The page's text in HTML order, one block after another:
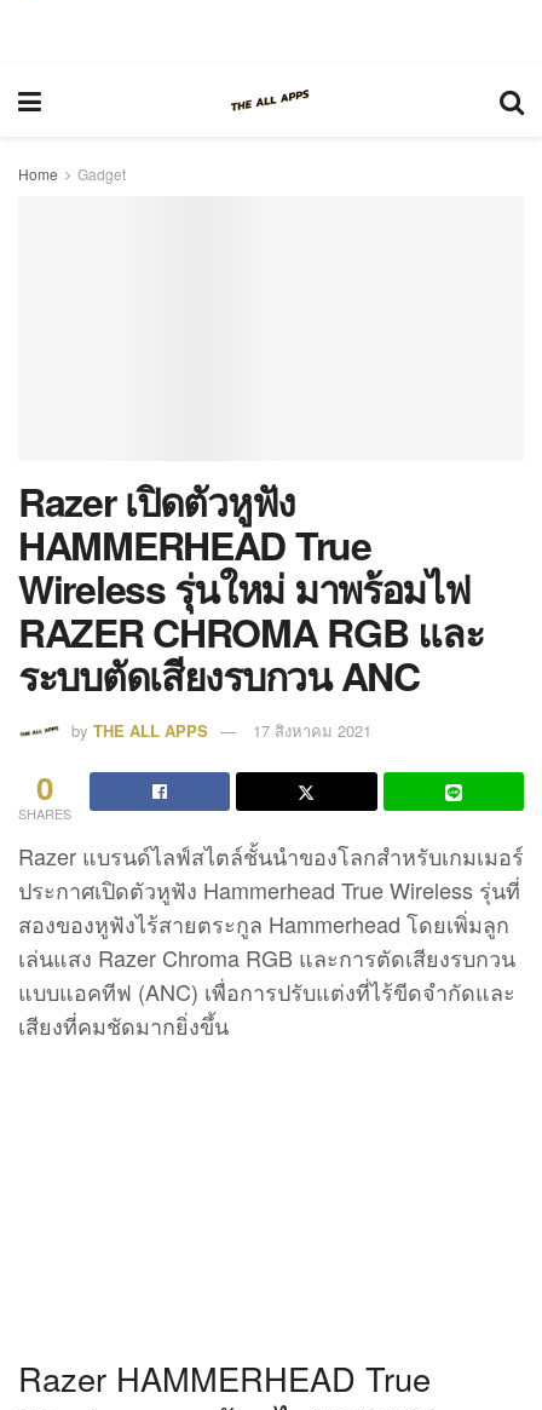
Home Gadget
Razer เปิดตัวหูฟัง
HAMMERHEAD True
Wireless รุ่นใหม่ มาพร้อมไฟ
RAZER CHROMA RGB และ
ระบบตัดเสียงรบกวน ANC
by THE ALL APPS 17 สิงหาคม 2021
0
SHARES
Razer แบรนด์ไลฟ์สไตล์ชั้นนำของโลกสำหรับเกมเมอร์
ประกาศเปิดตัวหูฟัง Hammerhead True Wireless รุ่นที่
สองของหูฟังไร้สายตระกูล Hammerhead โดยเพิ่มลูก
เล่นแสง Razer Chroma RGB และการตัดเสียงรบกวน
แบบแอคทีฟ (ANC) เพื่อการปรับแต่งที่ไร้ขีดจำกัดและ
เสียงที่คมชัดมากยิ่งขึ้น